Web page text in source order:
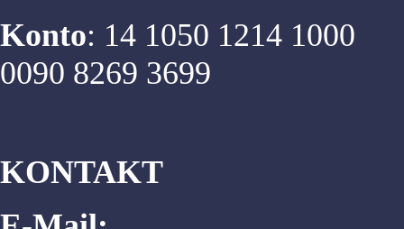
Konto: 14 1050 1214 1000
0090 8269 3699
KONTAKT